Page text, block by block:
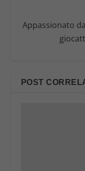
Appassionato
POST